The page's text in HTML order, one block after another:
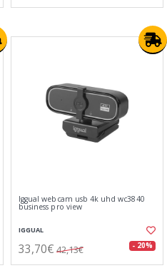
Iggual webcam usb 4k uhd wc3840
business pro view
IGGUAL
33,70€ 42,13€ - 20%